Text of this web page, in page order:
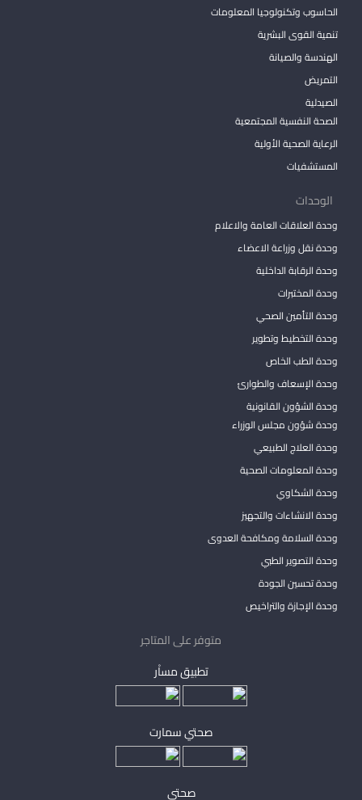
الحاسوب وتكنولوجيا المعلومات
تنمية القوى البشرية
الهندسة والصيانة
التمريض
الصيدلية
الصحة النفسية المجتمعية
الرعاية الصحية الأولية
المستشفيات
الوحدات
وحدة العلاقات العامة والاعلام
وحدة نقل وزراعة الاعضاء
وحدة الرقابة الداخلية
وحدة المختبرات
وحدة التأمين الصحي
وحدة التخطيط وتطوير
وحدة الطب الخاص
وحدة الإسعاف والطوارئ
وحدة الشؤون القانونية
وحدة شؤون مجلس الوزراء
وحدة العلاج الطبيعي
وحدة المعلومات الصحية
وحدة الشكاوي
وحدة الانشاءات والتجهيز
وحدة السلامة ومكافحة العدوى
وحدة التصوير الطبي
وحدة تحسين الجودة
وحدة الإجازة والتراخيص
متوفر على المتاجر
تطبيق مساْر
صحتي سمارت
صحتي